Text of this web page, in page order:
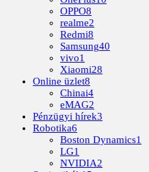
OPPO8
realme2
Redmi8
Samsung40
vivo1
Xiaomi28
Online üzlet8
Chinai4
eMAG2
Pénzügyi hírek3
Robotika6
Boston Dynamics1
LG1
NVIDIA2